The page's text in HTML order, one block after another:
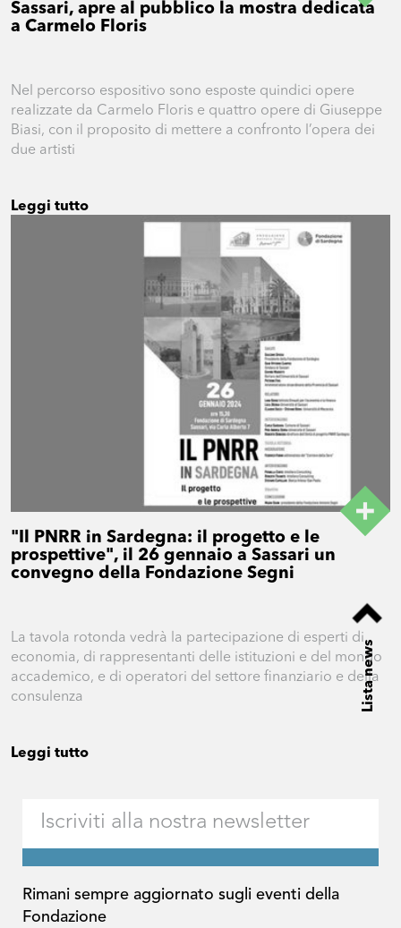
Sassari, apre al pubblico la mostra dedicata
a Carmelo Floris
Nel percorso espositivo sono esposte quindici opere
realizzate da Carmelo Floris e quattro opere di Giuseppe
Biasi, con il proposito di mettere a confronto l’opera dei
due artisti
Leggi tutto
"Il PNRR in Sardegna: il progetto e le
prospettive", il 26 gennaio a Sassari un
convegno della Fondazione Segni
La tavola rotonda vedrà la partecipazione di esperti di
economia, di rappresentanti delle istituzioni e del mondo
accademico, e di operatori del settore finanziario e della
consulenza
Leggi tutto
Lista news
Rimani sempre aggiornato sugli eventi della
Fondazione